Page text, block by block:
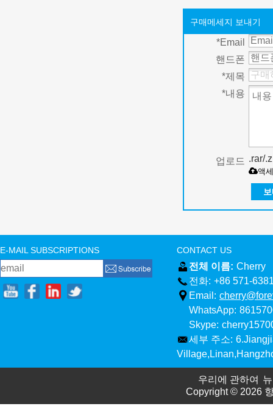
구매메세지 보내기
*Email
핸드폰
*제목
*내용
업로드 .rar/
액
E-MAIL SUBSCRIPTIONS CONTACT US
전체 이름: Cherry
전화: +86 571-
Email:
WhatsApp:
Skype:
세부 주소:
우리에 관하여
Copyright © 2026